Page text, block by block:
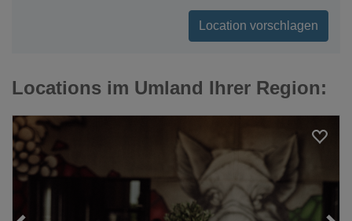
Location vorschlagen
Locations im Umland Ihrer Region:
Loading...